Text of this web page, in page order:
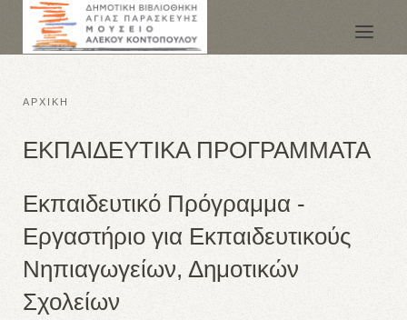
ΑΡΧΙΚΗ
ΕΚΠΑΙΔΕΥΤΙΚΑ ΠΡΟΓΡΑΜΜΑΤΑ
Εκπαιδευτικό Πρόγραμμα -
Εργαστήριο για Εκπαιδευτικούς
Νηπιαγωγείων, Δημοτικών
Σχολείων